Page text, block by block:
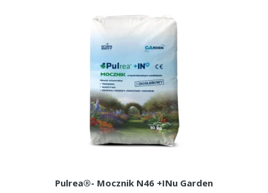
Pulrea®- Mocznik N46 +INu Garden